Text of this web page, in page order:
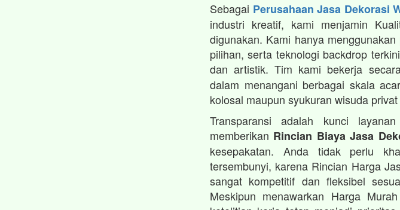
Sebagai Perusahaan Jasa Dekorasi
industri kreatif, kami menjamin
digunakan. Kami hanya
pilihan, serta teknologi backdrop
dan artistik. Tim kami bekerja
dalam menangani berbagai skala
kolosal maupun syukuran wisuda
Transparansi adalah kunci
memberikan Rincian Biaya Jasa
kesepakatan. Anda tidak perlu
tersembunyi, karena Rincian Harga
sangat kompetitif dan fleksibel
Meskipun menawarkan Harga